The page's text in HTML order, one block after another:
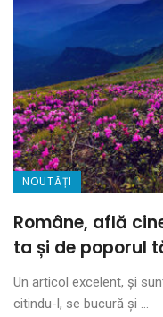
NOUTĂȚI
Române, află
ta și de poporul
Un articol excelent, și
citindu-l, se bucură și ...